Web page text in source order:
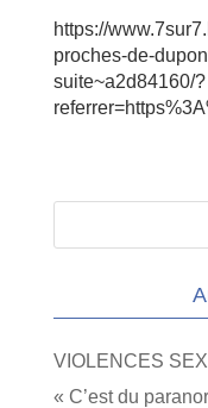
https://
proches-de-
suite~a2d84160/?
VIOLENCES
« C’est du